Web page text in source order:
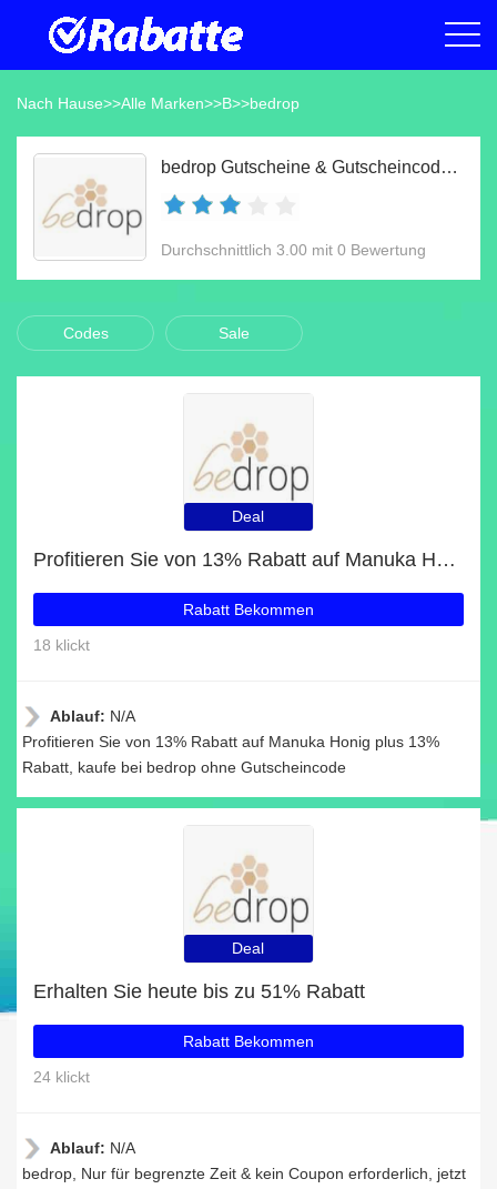
Nach Hause>>Alle Marken>>B>>bedrop
bedrop Gutscheine & Gutscheincodes Aug 2026
Durchschnittlich 3.00 mit 0 Bewertung
Codes Sale
Deal
Profitieren Sie von 13% Rabatt auf Manuka Honig plus 13% Rabatt
Rabatt Bekommen
18 klickt
Ablauf: N/A
Profitieren Sie von 13% Rabatt auf Manuka Honig plus 13%
Rabatt, kaufe bei bedrop ohne Gutscheincode
Deal
Erhalten Sie heute bis zu 51% Rabatt
Rabatt Bekommen
24 klickt
Ablauf: N/A
bedrop, Nur für begrenzte Zeit & kein Coupon erforderlich, jetzt